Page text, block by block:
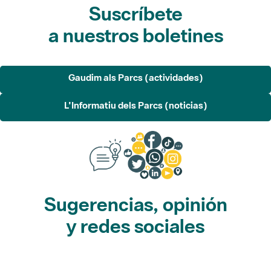
Suscríbete
a nuestros boletines
Gaudim als Parcs (actividades)
L'Informatiu dels Parcs (noticias)
Sugerencias, opinión
y redes sociales